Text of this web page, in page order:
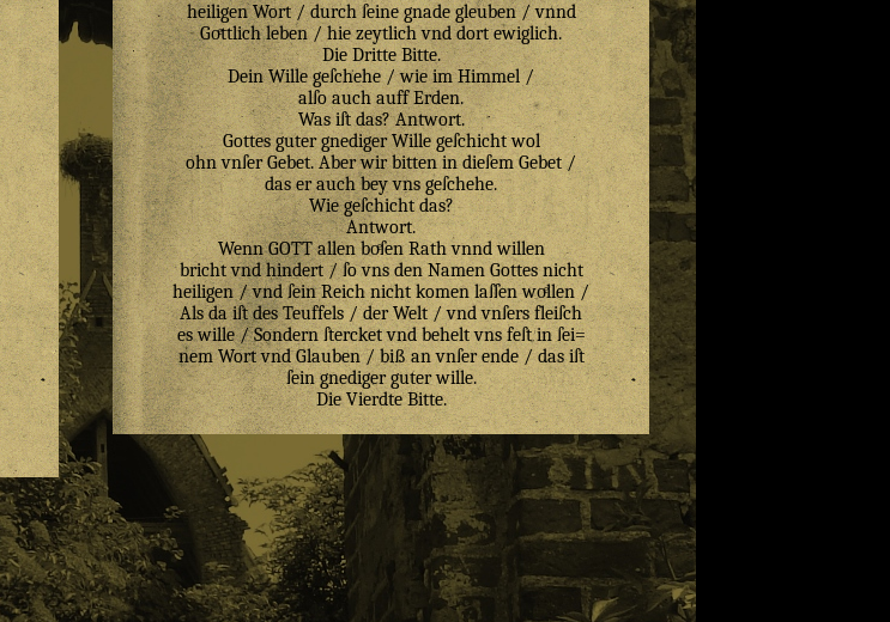
heiligen Wort / durch ſeine gnade gleuben / vnnd
Goͤttlich leben / hie zeytlich vnd dort ewiglich.
Die Dritte Bitte.
Dein Wille geſchehe / wie im Himmel /
alſo auch auff Erden.
Was iſt das? Antwort.
Gottes guter gnediger Wille geſchicht wol
ohn vnſer Gebet. Aber wir bitten in dieſem Gebet /
das er auch bey vns geſchehe.
Wie geſchicht das?
Antwort.
Wenn GOTT allen boͤſen Rath vnnd willen
bricht vnd hindert / ſo vns den Namen Gottes nicht
heiligen / vnd ſein Reich nicht komen laſſen woͤllen /
Als da iſt des Teuffels / der Welt / vnd vnſers fleiſch
es wille / Sondern ſtercket vnd behelt vns feſt in ſei=
nem Wort vnd Glauben / biß an vnſer ende / das iſt
ſein gnediger guter wille.
Die Vierdte Bitte.